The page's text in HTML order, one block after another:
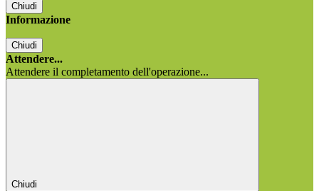
Chiudi
Informazione
Chiudi
Attendere...
Attendere il completamento dell'operazione...
Chiudi